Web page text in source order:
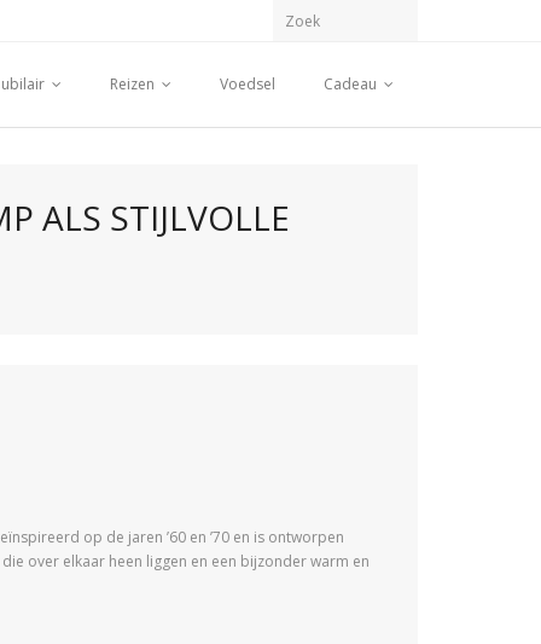
Reizen Voedsel Cadeau
ALS STIJLVOLLE
op de jaren ’60 en ’70 en is ontworpen
over elkaar heen liggen en een bijzonder warm en